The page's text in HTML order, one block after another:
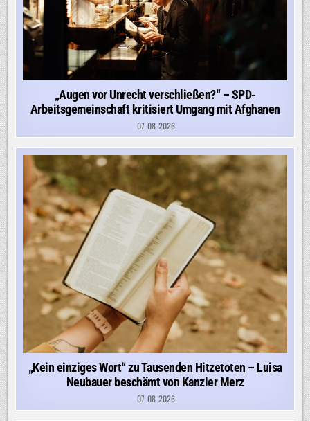
„Augen vor Unrecht verschließen?“ – SPD-
Arbeitsgemeinschaft kritisiert Umgang mit Afghanen
07-08-2026
„Kein einziges Wort“ zu Tausenden Hitzetoten – Luisa
Neubauer beschämt von Kanzler Merz
07-08-2026